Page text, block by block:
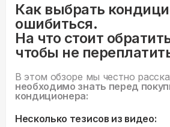
Как выбрать
ошибиться.
На что стоит
чтобы не
В этом обзоре мы честно
необходимо знать перед
кондиционера:
Несколько тезисов из видео: